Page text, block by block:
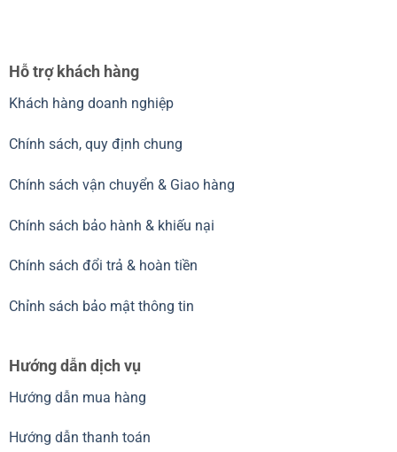
Hỗ trợ khách hàng
Khách hàng doanh nghiệp
Chính sách, quy định chung
Chính sách vận chuyển & Giao hàng
Chính sách bảo hành & khiếu nại
Chính sách đổi trả & hoàn tiền
Chỉnh sách bảo mật thông tin
Hướng dẫn dịch vụ
Hướng dẫn mua hàng
Hướng dẫn thanh toán